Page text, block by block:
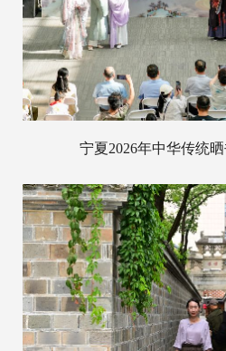
宁夏2026年中华传统